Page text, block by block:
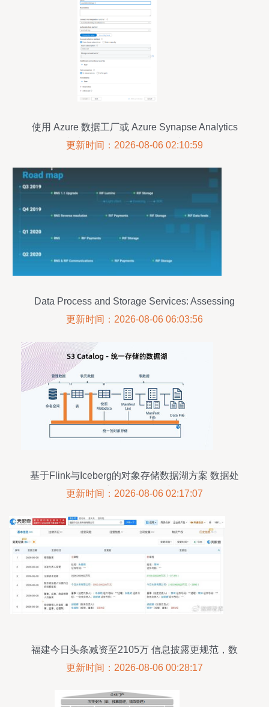
使用 Azure 数据工厂或 Azure Synapse Analytics
复制和转换 Azure Blob 存储中的数据
更新时间：2026-08-06 02:10:59
Data Process and Storage Services: Assessing
RIF OS via the Streamer Evaluation Framework
更新时间：2026-08-06 06:03:56
基于Flink与Iceberg的对象存储数据湖方案 数据处
理与存储服务构建
更新时间：2026-08-06 02:17:07
福建今日头条减资至2105万 信息披露更规范，数
据处理服务专注前行
更新时间：2026-08-06 00:28:17